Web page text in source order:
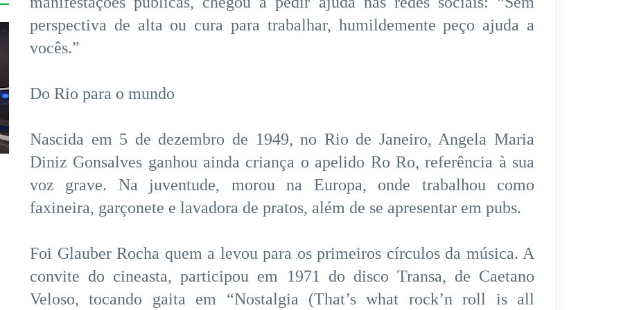
perspectiva de alta ou cura para trabalhar, humildemente peço ajuda a
vocês.”
Do Rio para o mundo
Nascida em 5 de dezembro de 1949, no Rio de Janeiro, Angela Maria
Diniz Gonsalves ganhou ainda criança o apelido Ro Ro, referência à sua
voz grave. Na juventude, morou na Europa, onde trabalhou como
faxineira, garçonete e lavadora de pratos, além de se apresentar em pubs.
Foi Glauber Rocha quem a levou para os primeiros círculos da música. A
convite do cineasta, participou em 1971 do disco Transa, de Caetano
Veloso, tocando gaita em “Nostalgia (That’s what rock’n roll is all